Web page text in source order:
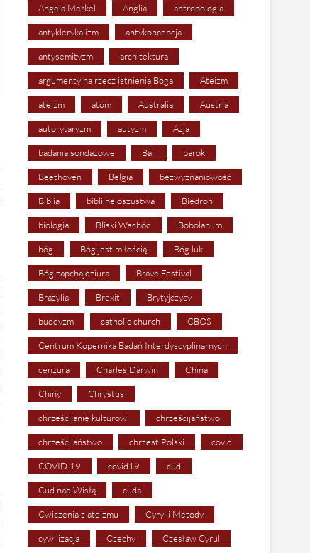
Angela Merkel Anglia antropologia
antyklerykalizm antykoncepcja
antysemityzm architektura
argumenty na rzecz istnienia Boga Ateizm
ateizm atom Australia Austria
autorytaryzm autyzm Azja
badania sondażowe Bali barok
Beethoven Belgia bezwyznaniowość
Biblia biblijne oszustwa Biedroń
biologia Bliski Wschód Bobolanum
bóg Bóg jest miłością Bóg luk
Bóg zapchajdziura Brave Festival
Brazylia Brexit Brytyjczycy
buddyzm catholic church CBOS
Centrum Kopernika Badań Interdyscyplinarnych
cenzura Charles Darwin China
Chiny Chrystus
chrześcijanie kulturowi chrześcijaństwo
chrześcjiaństwo chrzest Polski covid
COVID 19 covid19 cud
Cud nad Wisłą cuda
Ćwiczenia z ateizmu Cyryl i Metody
cywilizacja Czechy Czesław Cyrul